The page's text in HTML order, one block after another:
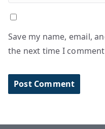
Save my name, email,
the next time I